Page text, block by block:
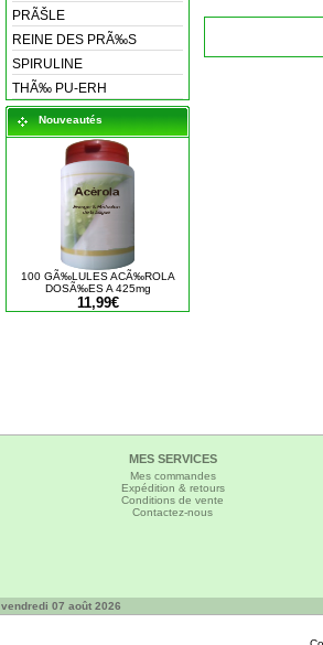
PRÃŠLE
REINE DES PRÃ‰S
SPIRULINE
THÃ‰ PU-ERH
Nouveautés
100 GÃ‰LULES ACÃ‰ROLA
DOSÃ‰ES A 425mg
11,99€
MES SERVICES
Mes commandes
Expédition & retours
Conditions de vente
Contactez-nous
vendredi 07 août 2026